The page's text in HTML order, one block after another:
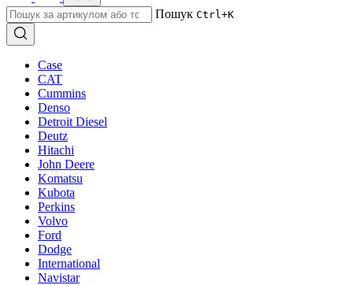
Пошук Ctrl+K
Case
CAT
Cummins
Denso
Detroit Diesel
Deutz
Hitachi
John Deere
Komatsu
Kubota
Perkins
Volvo
Ford
Dodge
International
Navistar